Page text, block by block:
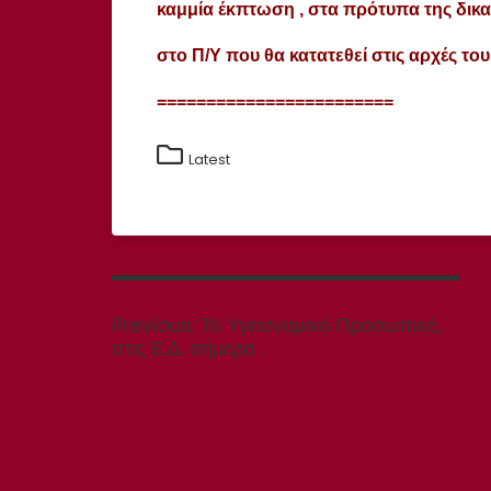
καμμία έκπτωση , στα πρότυπα της
στο Π/Υ που θα κατατεθεί στις αρχές
========================
Latest
Πλοήγηση
Previous: Previous
post:
Το Υγειονομικό Προσωπικό,
στις Ε.Δ. σήμερα .